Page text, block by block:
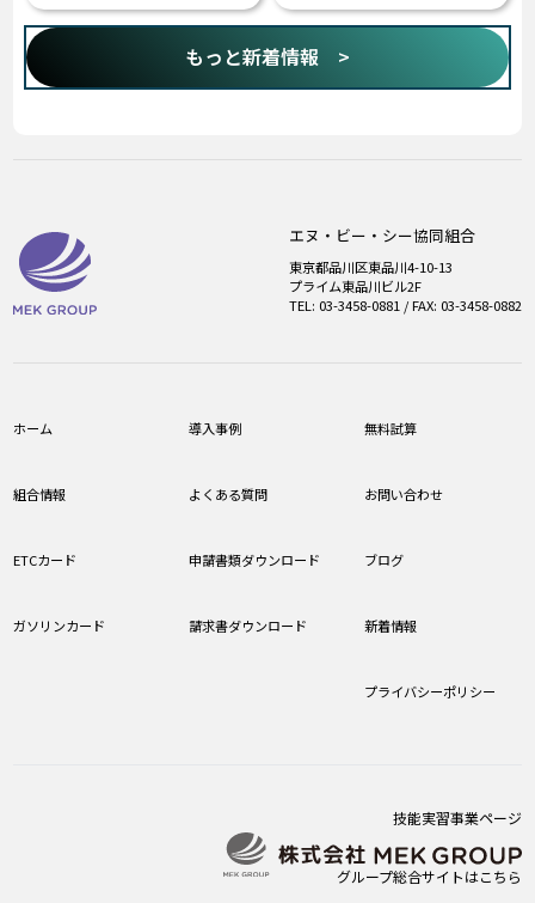
もっと新着情報 >
ホーム
組合情報
ETCカード
ガソリンカード
導入事例
よくある質問
申請書類ダウンロード
請求書ダウンロード
無料試算
お問い合わせ
ブログ
新着情報
プライバシーポリシー
エヌ・ビー・シー協同組合
東京都品川区東品川4-10-13
プライム東品川ビル2F
TEL: 03-3458-0881 / FAX: 03-3458-0882
技能実習事業ページ
グループ総合サイトはこちら